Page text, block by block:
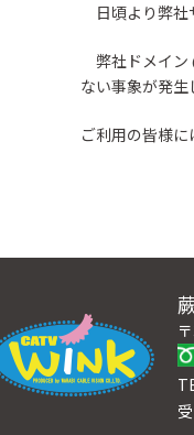
日頃より弊社
弊社ドメイン
ない事象が発生
ご利用の皆様に